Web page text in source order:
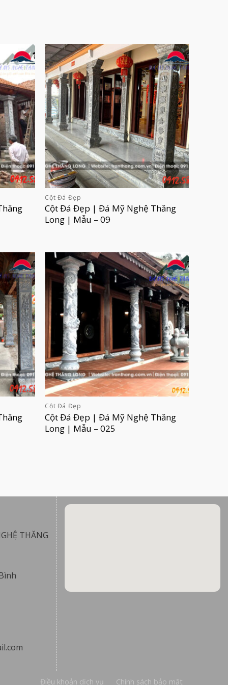
Cột Đá Đẹp
Cột Đá Đẹp | Đá Mỹ Nghệ Thăng
Long | Mẫu – 09
Cột Đá Đẹp
Cột Đá Đẹp | Đá Mỹ Nghệ Thăng
Long | Mẫu – 025
THĂNG
Điều khoản dịch vụ Chính sách bảo mật